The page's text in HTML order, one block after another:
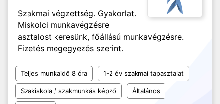
Szakmai végzettség. Gyakorlat.
Miskolci munkavégzésre
asztalost keresünk, főállású munkavégzésre.
Fizetés megegyezés szerint.
Teljes munkaidő 8 óra 1-2 év szakmai tapasztalat
Szakiskola / szakmunkás képző Általános